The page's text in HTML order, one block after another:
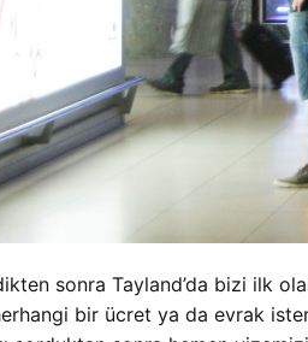
sonra Tayland’da bizi ilk
bir ücret ya da evrak